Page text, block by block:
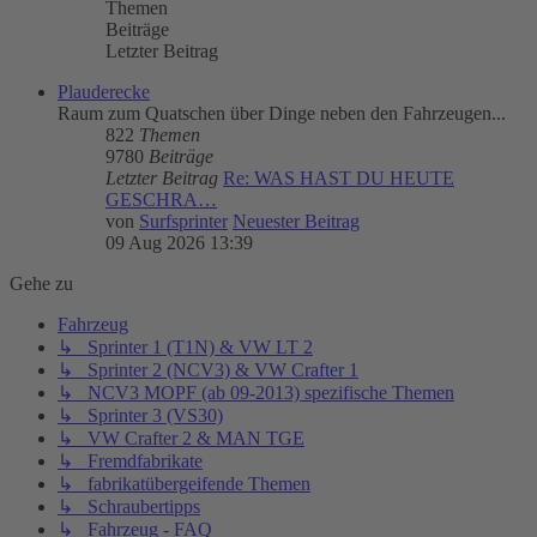
Themen
Beiträge
Letzter Beitrag
Plauderecke
Raum zum Quatschen über Dinge neben den Fahrzeugen...
822 Themen
9780 Beiträge
Letzter Beitrag Re: WAS HAST DU HEUTE
GESCHRA…
von Surfsprinter Neuester Beitrag
09 Aug 2026 13:39
Gehe zu
Fahrzeug
↳ Sprinter 1 (T1N) & VW LT 2
↳ Sprinter 2 (NCV3) & VW Crafter 1
↳ NCV3 MOPF (ab 09-2013) spezifische Themen
↳ Sprinter 3 (VS30)
↳ VW Crafter 2 & MAN TGE
↳ Fremdfabrikate
↳ fabrikatübergeifende Themen
↳ Schraubertipps
↳ Fahrzeug - FAQ